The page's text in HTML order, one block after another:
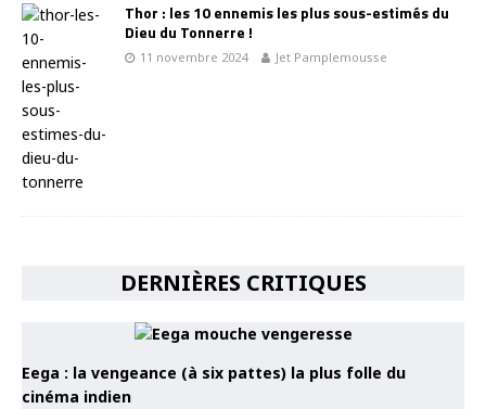
Thor : les 10 ennemis les plus sous-estimés du
Dieu du Tonnerre !
11 novembre 2024 Jet Pamplemousse
DERNIÈRES CRITIQUES
Eega : la vengeance (à six pattes) la plus folle du
cinéma indien